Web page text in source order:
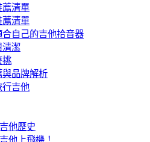
薦清單
薦清單
自己的吉他拾音器
清潔
挑
與品牌解析
行吉他
他歷史
他上飛機！